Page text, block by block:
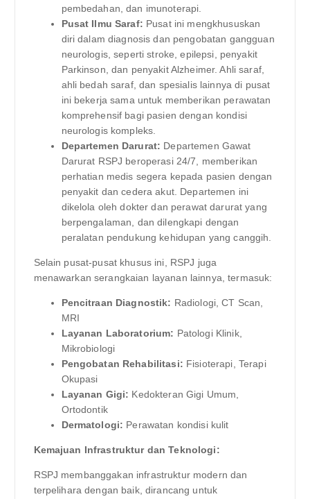
pembedahan, dan imunoterapi.
Pusat Ilmu Saraf: Pusat ini mengkhususkan
diri dalam diagnosis dan pengobatan gangguan
neurologis, seperti stroke, epilepsi, penyakit
Parkinson, dan penyakit Alzheimer. Ahli saraf,
ahli bedah saraf, dan spesialis lainnya di pusat
ini bekerja sama untuk memberikan perawatan
komprehensif bagi pasien dengan kondisi
neurologis kompleks.
Departemen Darurat: Departemen Gawat
Darurat RSPJ beroperasi 24/7, memberikan
perhatian medis segera kepada pasien dengan
penyakit dan cedera akut. Departemen ini
dikelola oleh dokter dan perawat darurat yang
berpengalaman, dan dilengkapi dengan
peralatan pendukung kehidupan yang canggih.
Selain pusat-pusat khusus ini, RSPJ juga
menawarkan serangkaian layanan lainnya, termasuk:
Pencitraan Diagnostik: Radiologi, CT Scan,
MRI
Layanan Laboratorium: Patologi Klinik,
Mikrobiologi
Pengobatan Rehabilitasi: Fisioterapi, Terapi
Okupasi
Layanan Gigi: Kedokteran Gigi Umum,
Ortodontik
Dermatologi: Perawatan kondisi kulit
Kemajuan Infrastruktur dan Teknologi:
RSPJ membanggakan infrastruktur modern dan
terpelihara dengan baik, dirancang untuk